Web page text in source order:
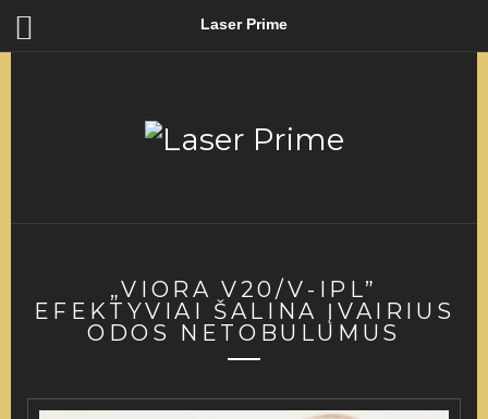
Laser Prime
„VIORA V20/V-IPL”
EFEKTYVIAI ŠALINA ĮVAIRIUS
ODOS NETOBULUMUS